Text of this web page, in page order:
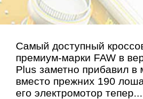
Самый доступный
премиум-марки FAW в
Plus заметно прибавил в
вместо прежних 190
его электромотор тепер...
Контакт»